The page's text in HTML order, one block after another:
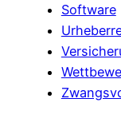
Software